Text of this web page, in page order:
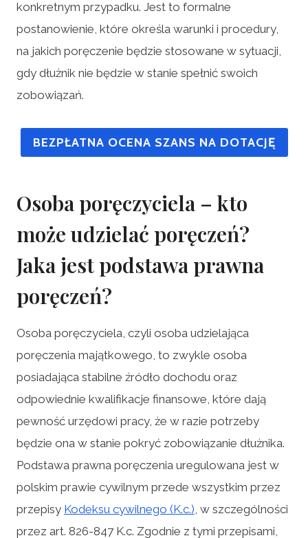
konkretnym przypadku. Jest to formalne
postanowienie, które określa warunki i procedury,
na jakich poręczenie będzie stosowane w sytuacji,
gdy dłużnik nie będzie w stanie spełnić swoich
zobowiązań.
BEZPŁATNA OCENA SZANS NA DOTACJĘ
Osoba poręczyciela – kto
może udzielać poręczeń?
Jaka jest podstawa prawna
poręczeń?
Osoba poręczyciela, czyli osoba udzielająca
poręczenia majątkowego, to zwykle osoba
posiadająca stabilne źródło dochodu oraz
odpowiednie kwalifikacje finansowe, które dają
pewność urzędowi pracy, że w razie potrzeby
będzie ona w stanie pokryć zobowiązanie dłużnika.
Podstawa prawna poręczenia uregulowana jest w
polskim prawie cywilnym przede wszystkim przez
przepisy Kodeksu cywilnego (K.c.), w szczególności
przez art. 826-847 K.c. Zgodnie z tymi przepisami,